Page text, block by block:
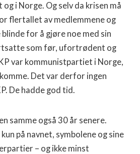
i Norge. Og selv da krisen må
flertallet av medlemmene og
blinde for å gjøre noe med sin
som før, ufortrødent og
var kommunistpartiet i Norge,
Det var derfor ingen
De hadde god tid.
samme også 30 år senere.
på navnet, symbolene og sine
– og ikke minst